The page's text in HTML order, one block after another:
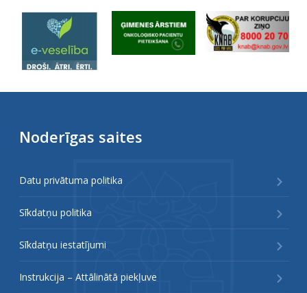
Noderīgas saites
Datu privātuma politika
Sīkdatņu politika
Sīkdatņu iestatījumi
Instrukcija – Attālinātā piekļuve